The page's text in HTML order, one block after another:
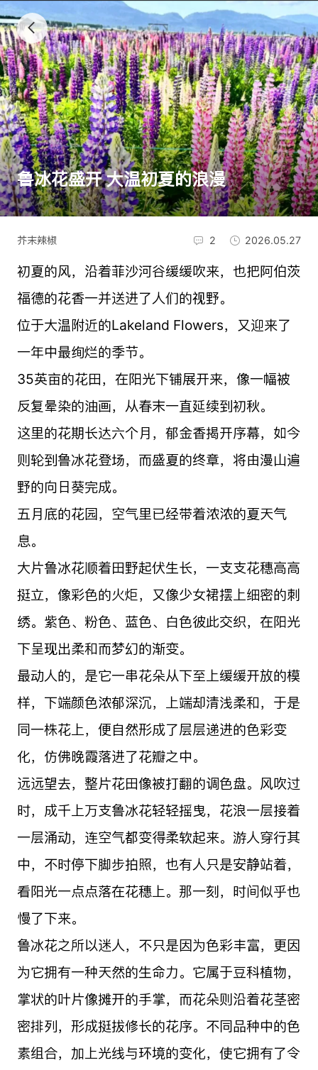
鲁冰花盛开 大温初夏的浪漫
芥末辣椒 2 2026.05.27
初夏的风，沿着菲沙河谷缓缓吹来，也把阿伯茨
福德的花香一并送进了人们的视野。
位于大温附近的Lakeland Flowers，又迎来了
一年中最绚烂的季节。
35英亩的花田，在阳光下铺展开来，像一幅被
反复晕染的油画，从春末一直延续到初秋。
这里的花期长达六个月，郁金香揭开序幕，如今
则轮到鲁冰花登场，而盛夏的终章，将由漫山遍
野的向日葵完成。
五月底的花园，空气里已经带着浓浓的夏天气
息。
大片鲁冰花顺着田野起伏生长，一支支花穗高高
挺立，像彩色的火炬，又像少女裙摆上细密的刺
绣。紫色、粉色、蓝色、白色彼此交织，在阳光
下呈现出柔和而梦幻的渐变。
最动人的，是它一串花朵从下至上缓缓开放的模
样，下端颜色浓郁深沉，上端却清浅柔和，于是
同一株花上，便自然形成了层层递进的色彩变
化，仿佛晚霞落进了花瓣之中。
远远望去，整片花田像被打翻的调色盘。风吹过
时，成千上万支鲁冰花轻轻摇曳，花浪一层接着
一层涌动，连空气都变得柔软起来。游人穿行其
中，不时停下脚步拍照，也有人只是安静站着，
看阳光一点点落在花穗上。那一刻，时间似乎也
慢了下来。
鲁冰花之所以迷人，不只是因为色彩丰富，更因
为它拥有一种天然的生命力。它属于豆科植物，
掌状的叶片像摊开的手掌，而花朵则沿着花茎密
密排列，形成挺拔修长的花序。不同品种中的色
素组合，加上光线与环境的变化，使它拥有了令